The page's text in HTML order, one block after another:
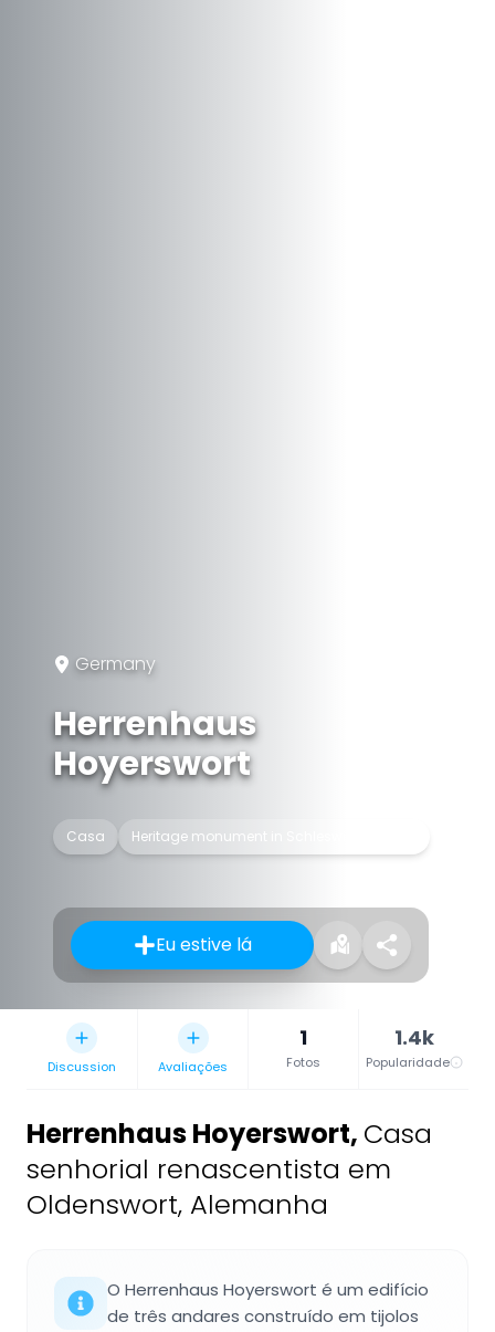
Germany
Herrenhaus
Hoyerswort
Casa Heritage monument in Schleswig-Holstein
Eu estive lá
Discussion Avaliações
1
Fotos
1.4k
Popularidade
Herrenhaus Hoyerswort, Casa
senhorial renascentista em
Oldenswort, Alemanha
O Herrenhaus Hoyerswort é um edifício
de três andares construído em tijolos